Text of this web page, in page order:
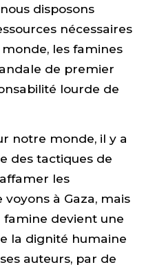
disposons
nécessaires
les famines
de premier
lourde de
notre monde, il y a
des tactiques de
les
à Gaza, mais
famine devient une
la dignité humaine
auteurs, par de